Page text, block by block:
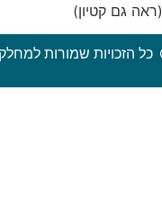
(ראה גם קטיון)
כל הזכויות שמורות